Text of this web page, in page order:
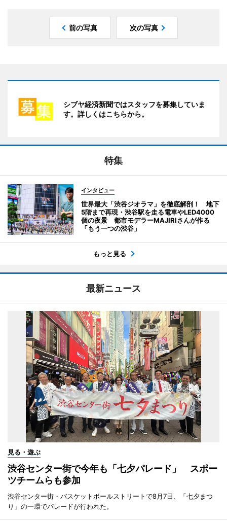
前の写真 次の写真
シブヤ経済新聞ではスタッフを募集していま
す。詳しくはこちらから。
特集
インタビュー
世界最大「渋谷ジオラマ」を徹底解剖！ 地下
5階まで再現・渋谷駅を走る電車やLED4000
個の夜景 都市モデラーMAJIRIさんが作る
「もう一つの渋谷」
もっと見る
最新ニュース
見る・遊ぶ
渋谷センター街で今年も「七夕パレード」 スポー
ツチームらも参加
渋谷センター街・バスケットボールストリートで8月7日、「七夕まつ
り」の一環でパレードが行われた。